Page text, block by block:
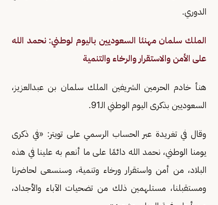
الدوري.
الملك سلمان مهنئا السعوديين باليوم لوطني: نحمد الله
على الأمن والاستقرار والرخاء والتنمية
هنأ خادم الحرمين الشريفين الملك سلمان بن عبدالعزيز،
السعوديين بذكرى اليوم الوطني الـ91.
وقال في تغريدة عبر الحساب الرسمي على تويتر: «في ذكرى
يومنا الوطني، نحمد الله دائمًا على ما أنعم به علينا في هذه
البلاد، من أمن واستقرار ورخاء وتنمية، وسنسعى لحاضرنا
ومستقبلنا، مستلهمين ذلك من تضحيات الآباء والأجداد،